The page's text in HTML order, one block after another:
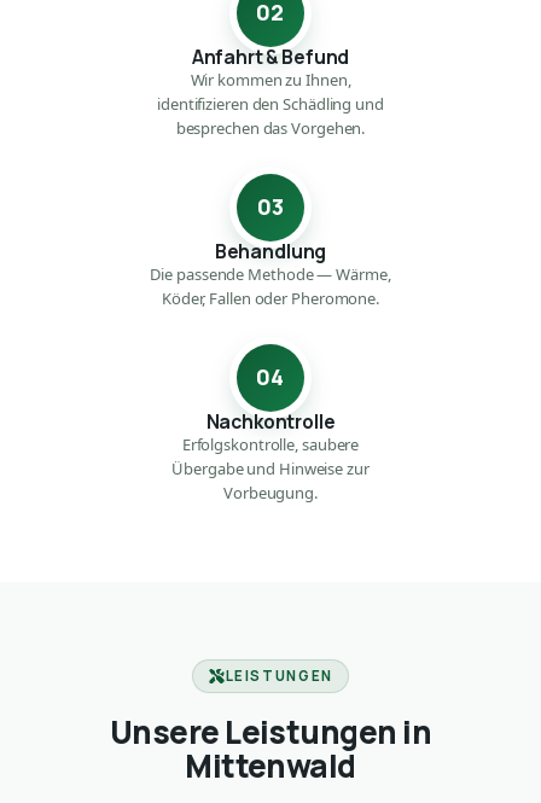
02
Anfahrt & Befund
Wir kommen zu Ihnen,
identifizieren den Schädling und
besprechen das Vorgehen.
03
Behandlung
Die passende Methode — Wärme,
Köder, Fallen oder Pheromone.
04
Nachkontrolle
Erfolgskontrolle, saubere
Übergabe und Hinweise zur
Vorbeugung.
LEISTUNGEN
Unsere Leistungen in
Mittenwald